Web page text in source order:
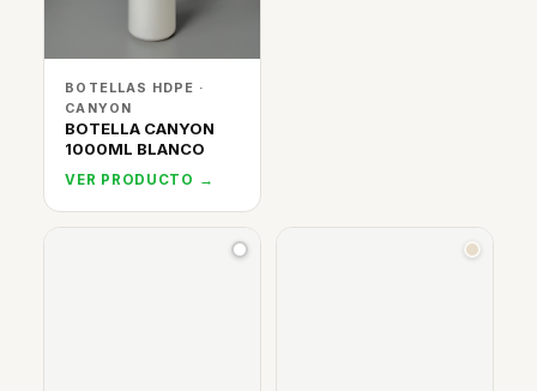
BOTELLAS HDPE ·
CANYON
BOTELLA CANYON
1000ML BLANCO
VER PRODUCTO →